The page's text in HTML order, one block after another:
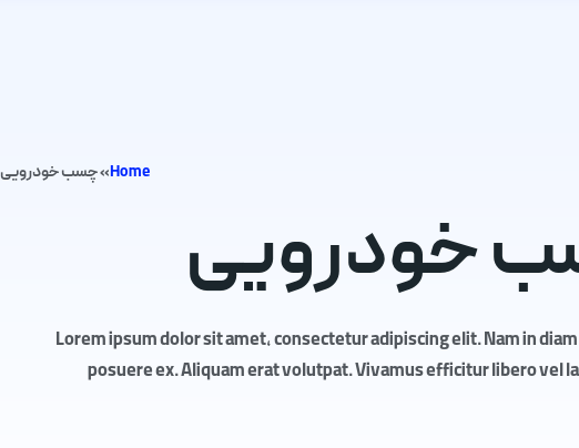
Home
»چسب خودرویی
Lorem ipsum dolor sit amet, consectetur adipiscing elit. Nam in
posuere ex. Aliquam erat volutpat. Vivamus efficitur libero vel